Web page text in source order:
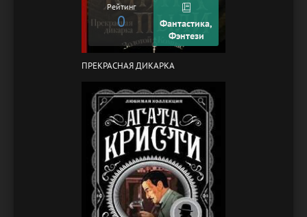
Рейтинг
0
Фантастика,
Фэнтези
ПРЕКРАСНАЯ ДИКАРКА